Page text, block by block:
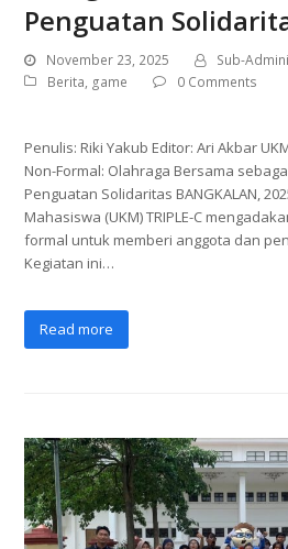
Penguatan
November 23, 2025
Sub-
Berita, game 0 Comments
Penulis: Riki Yakub Editor: Ari Akbar
Non-Formal: Olahraga Bersama
Penguatan Solidaritas BANGKALAN,
Mahasiswa (UKM) TRIPLE-C
formal untuk memberi anggota dan
Kegiatan ini…
Read more